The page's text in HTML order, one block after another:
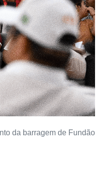
da barragem de Fundão